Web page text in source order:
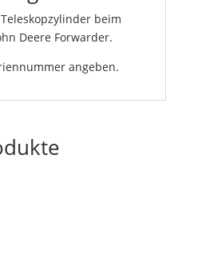
beim
Deere Forwarder.
angeben.